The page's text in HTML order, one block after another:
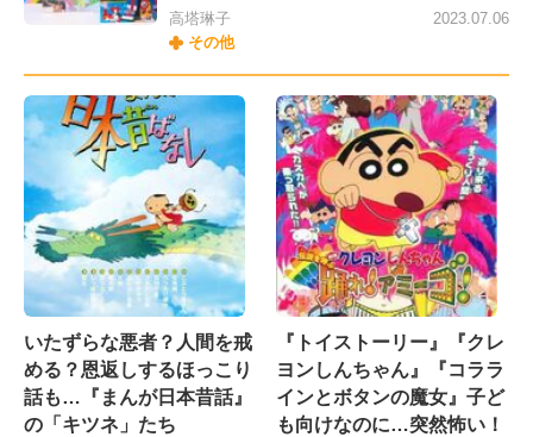
高塔琳子
その他
2023.07.06
いたずらな悪者？人間を戒
める？恩返しするほっこり
話も…『まんが日本昔話』
の「キツネ」たち
『トイストーリー』『クレ
ヨンしんちゃん』『コララ
インとボタンの魔女』子ど
も向けなのに…突然怖い！